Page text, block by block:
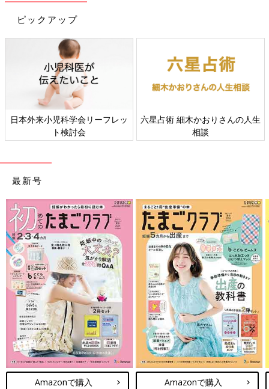
初めてママ&パパのための365日の離乳食カレンダー (ベネッセ・
ムック たまひよブックス)
Amazonで見る
ピックアップ
日本外来小児科学会リーフレッ
ト検討会
六星占術 細木かおりさんの人生
相談
最新号
Amazonで購入 Amazonで購入